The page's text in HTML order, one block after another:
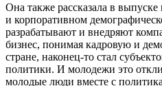
Она также рассказала в
и корпоративном
разрабатывают и внедряют
бизнес, понимая кадровую и
стране, наконец-то стал
политики. И молодежи это
молодые люди вместе с